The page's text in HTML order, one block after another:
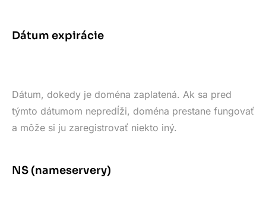
Dátum expirácie
Dátum, dokedy je doména zaplatená. Ak sa pred
týmto dátumom nepredĺži, doména prestane fungovať
a môže si ju zaregistrovať niekto iný.
NS (nameservery)